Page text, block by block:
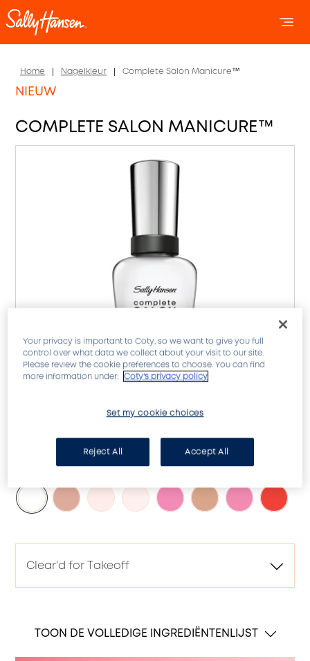
OPEN
Home Nagelkleur Complete Salon Manicure™
NIEUW
COMPLETE SALON MANICURE™
7 voordelen van een salon manicure in 1 flesje
CLEAR'D FOR TAKEOFF
TOON DE VOLLEDIGE INGREDIËNTENLIJST
Your privacy is important to Coty, so we want to give you full
control over what data we collect about your visit to our site.
Please review the cookie preferences to choose. You can find
more information under: Coty's privacy policy
Set my cookie choices
Reject All Accept All